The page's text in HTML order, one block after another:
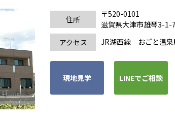
住所
〒520-0101
滋賀県大津市雄琴3-1-7
アクセス
JR湖西線 おごと温泉
現地見学 LINEでご相談